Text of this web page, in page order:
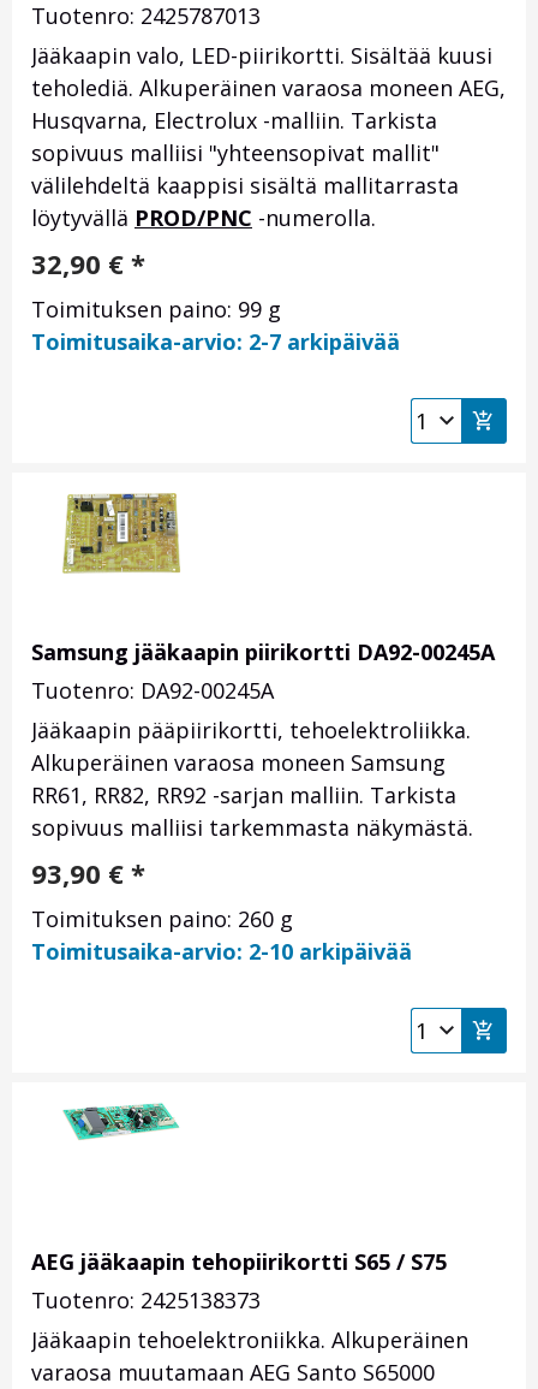
Tuotenro: 2425787013
Jääkaapin valo, LED-piirikortti. Sisältää kuusi
teholediä. Alkuperäinen varaosa moneen AEG,
Husqvarna, Electrolux -malliin. Tarkista
sopivuus malliisi "yhteensopivat mallit"
välilehdeltä kaappisi sisältä mallitarrasta
löytyvällä PROD/PNC -numerolla.
32,90 € *
Toimituksen paino: 99 g
Toimitusaika-arvio: 2-7 arkipäivää
Samsung jääkaapin piirikortti DA92-00245A
Tuotenro: DA92-00245A
Jääkaapin pääpiirikortti, tehoelektroliikka.
Alkuperäinen varaosa moneen Samsung
RR61, RR82, RR92 -sarjan malliin. Tarkista
sopivuus malliisi tarkemmasta näkymästä.
93,90 € *
Toimituksen paino: 260 g
Toimitusaika-arvio: 2-10 arkipäivää
AEG jääkaapin tehopiirikortti S65 / S75
Tuotenro: 2425138373
Jääkaapin tehoelektroniikka. Alkuperäinen
varaosa muutamaan AEG Santo S65000